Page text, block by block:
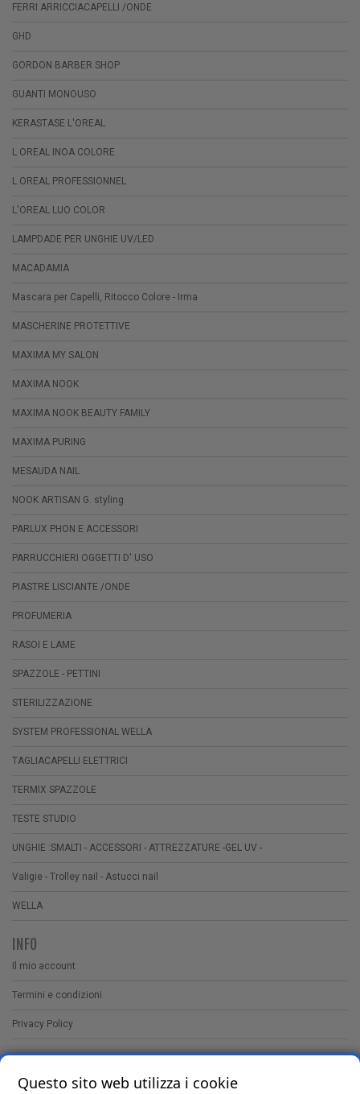
FERRI ARRICCIACAPELLI /ONDE
GHD
GORDON BARBER SHOP
GUANTI MONOUSO
KERASTASE L'OREAL
L OREAL INOA COLORE
L OREAL PROFESSIONNEL
L'OREAL LUO COLOR
LAMPDADE PER UNGHIE UV/LED
MACADAMIA
Mascara per Capelli, Ritocco Colore - Irma
MASCHERINE PROTETTIVE
MAXIMA MY SALON
MAXIMA NOOK
MAXIMA NOOK BEAUTY FAMILY
MAXIMA PURING
MESAUDA NAIL
NOOK ARTISAN G. styling
PARLUX PHON E ACCESSORI
PARRUCCHIERI OGGETTI D' USO
PIASTRE LISCIANTE /ONDE
PROFUMERIA
RASOI E LAME
SPAZZOLE - PETTINI
STERILIZZAZIONE
SYSTEM PROFESSIONAL WELLA
TAGLIACAPELLI ELETTRICI
TERMIX SPAZZOLE
TESTE STUDIO
UNGHIE :SMALTI - ACCESSORI - ATTREZZATURE -GEL UV -
Valigie - Trolley nail - Astucci nail
WELLA
INFO
Il mio account
Termini e condizioni
Privacy Policy
CONTATTI
Questo sito web utilizza i cookie